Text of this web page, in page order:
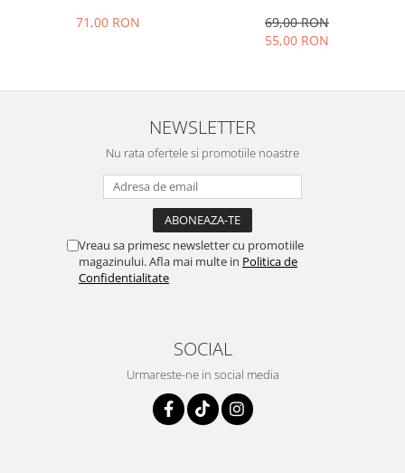
71,00 RON
69,00 RON
55,00 RON
NEWSLETTER
Nu rata ofertele si promotiile noastre
Vreau sa primesc newsletter cu promotiile
magazinului. Afla mai multe in Politica de
Confidentialitate
SOCIAL
Urmareste-ne in social media